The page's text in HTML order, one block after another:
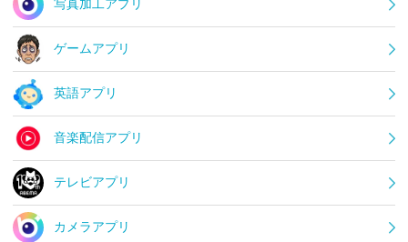
写真加工アプリ
ゲームアプリ
英語アプリ
音楽配信アプリ
テレビアプリ
カメラアプリ